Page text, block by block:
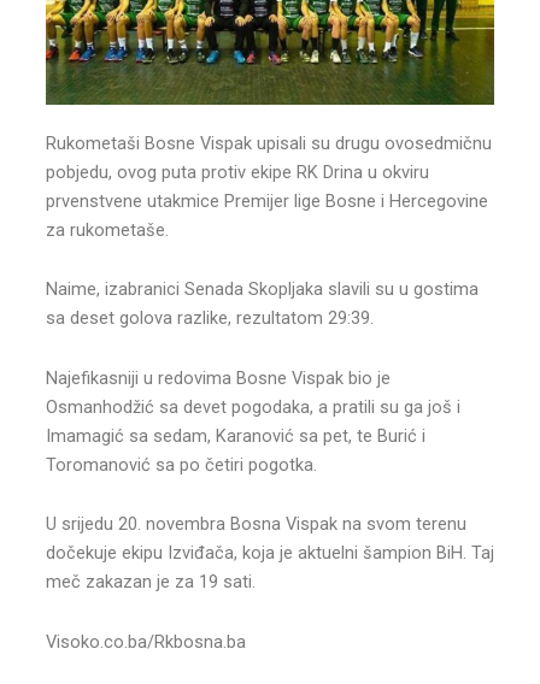
Rukometaši Bosne Vispak upisali su drugu ovosedmičnu
pobjedu, ovog puta protiv ekipe RK Drina u okviru
prvenstvene utakmice Premijer lige Bosne i Hercegovine
za rukometaše.
Naime, izabranici Senada Skopljaka slavili su u gostima
sa deset golova razlike, rezultatom 29:39.
Najefikasniji u redovima Bosne Vispak bio je
Osmanhodžić sa devet pogodaka, a pratili su ga još i
Imamagić sa sedam, Karanović sa pet, te Burić i
Toromanović sa po četiri pogotka.
U srijedu 20. novembra Bosna Vispak na svom terenu
dočekuje ekipu Izviđača, koja je aktuelni šampion BiH. Taj
meč zakazan je za 19 sati.
Visoko.co.ba/Rkbosna.ba